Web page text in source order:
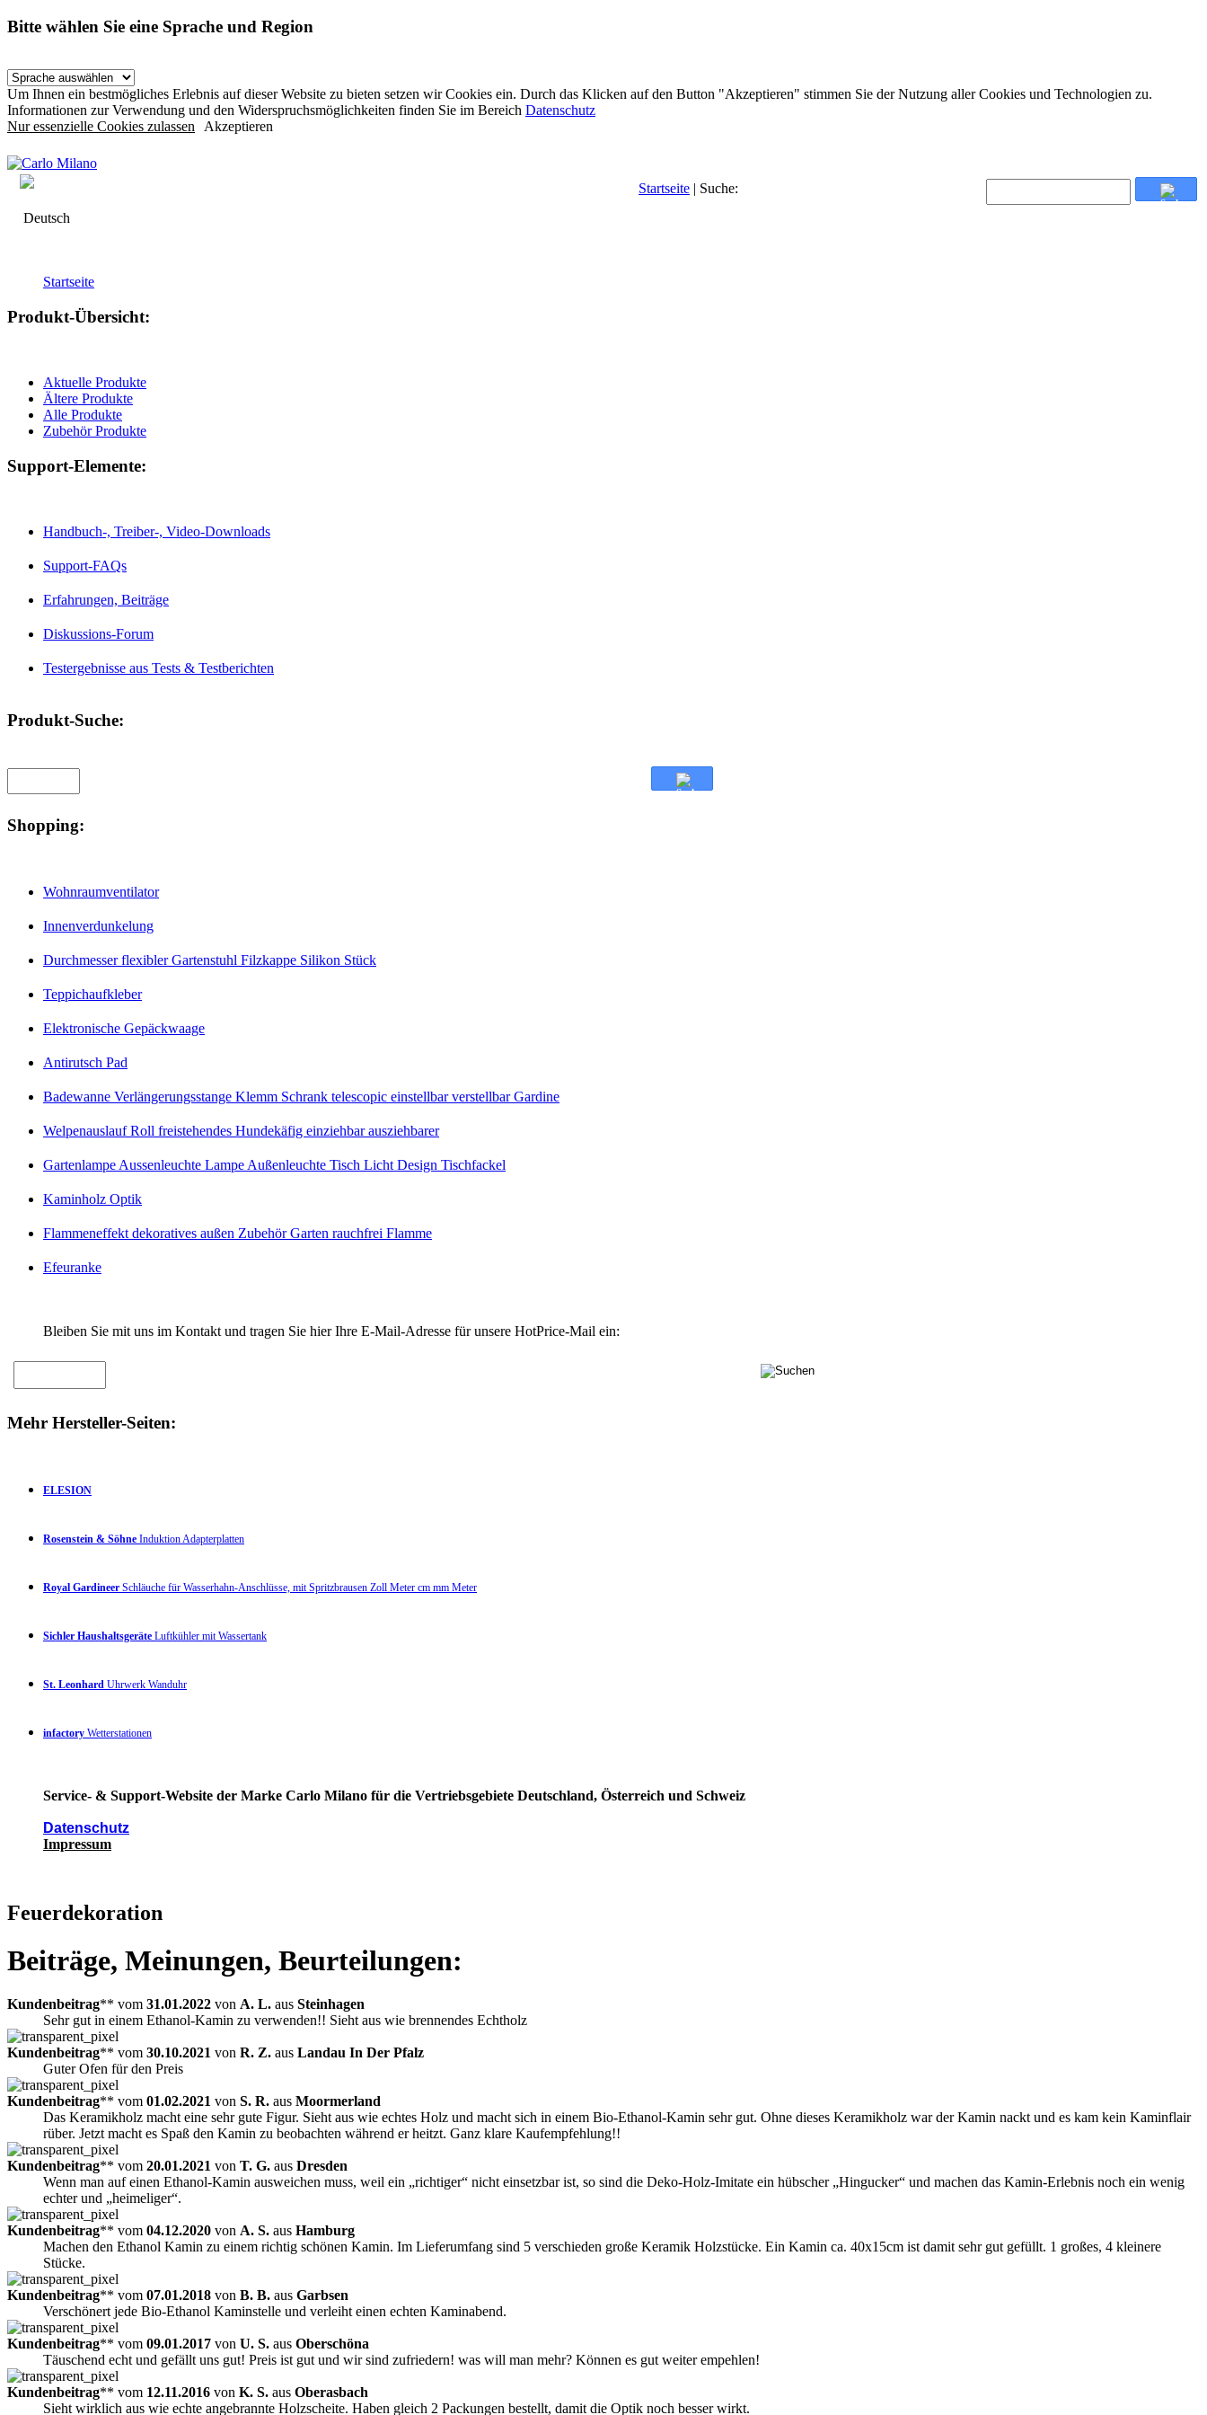
Bitte wählen Sie eine Sprache und Region
Um Ihnen ein bestmögliches Erlebnis auf dieser Website zu bieten setzen wir Cookies ein. Durch das Klicken auf den Button "Akzeptieren" stimmen Sie der Nutzung aller Cookies und Technologien zu.
Informationen zur Verwendung und den Widerspruchsmöglichkeiten finden Sie im Bereich Datenschutz
Nur essenzielle Cookies zulassen Akzeptieren
Deutsch
Startseite | Suche:
Startseite
Produkt-Übersicht:
Aktuelle Produkte
Ältere Produkte
Alle Produkte
Zubehör Produkte
Support-Elemente:
Handbuch-, Treiber-, Video-Downloads
Support-FAQs
Erfahrungen, Beiträge
Diskussions-Forum
Testergebnisse aus Tests & Testberichten
Produkt-Suche:
Shopping:
Wohnraumventilator
Innenverdunkelung
Durchmesser flexibler Gartenstuhl Filzkappe Silikon Stück
Teppichaufkleber
Elektronische Gepäckwaage
Antirutsch Pad
Badewanne Verlängerungsstange Klemm Schrank telescopic einstellbar verstellbar Gardine
Welpenauslauf Roll freistehendes Hundekäfig einziehbar ausziehbarer
Gartenlampe Aussenleuchte Lampe Außenleuchte Tisch Licht Design Tischfackel
Kaminholz Optik
Flammeneffekt dekoratives außen Zubehör Garten rauchfrei Flamme
Efeuranke
Bleiben Sie mit uns im Kontakt und tragen Sie hier Ihre E-Mail-Adresse für unsere HotPrice-Mail ein:
Mehr Hersteller-Seiten:
ELESION
Rosenstein & Söhne Induktion Adapterplatten
Royal Gardineer Schläuche für Wasserhahn-Anschlüsse, mit Spritzbrausen Zoll Meter cm mm Meter
Sichler Haushaltsgeräte Luftkühler mit Wassertank
St. Leonhard Uhrwerk Wanduhr
infactory Wetterstationen
Service- & Support-Website der Marke Carlo Milano für die Vertriebsgebiete Deutschland, Österreich und Schweiz
Datenschutz
Impressum
Feuerdekoration
Beiträge, Meinungen, Beurteilungen:
Kundenbeitrag** vom 31.01.2022 von A. L. aus Steinhagen
Sehr gut in einem Ethanol-Kamin zu verwenden!! Sieht aus wie brennendes Echtholz
Kundenbeitrag** vom 30.10.2021 von R. Z. aus Landau In Der Pfalz
Guter Ofen für den Preis
Kundenbeitrag** vom 01.02.2021 von S. R. aus Moormerland
Das Keramikholz macht eine sehr gute Figur. Sieht aus wie echtes Holz und macht sich in einem Bio-Ethanol-Kamin sehr gut. Ohne dieses Keramikholz war der Kamin nackt und es kam kein Kaminflair
rüber. Jetzt macht es Spaß den Kamin zu beobachten während er heitzt. Ganz klare Kaufempfehlung!!
Kundenbeitrag** vom 20.01.2021 von T. G. aus Dresden
Wenn man auf einen Ethanol-Kamin ausweichen muss, weil ein „richtiger“ nicht einsetzbar ist, so sind die Deko-Holz-Imitate ein hübscher „Hingucker“ und machen das Kamin-Erlebnis noch ein wenig
echter und „heimeliger“.
Kundenbeitrag** vom 04.12.2020 von A. S. aus Hamburg
Machen den Ethanol Kamin zu einem richtig schönen Kamin. Im Lieferumfang sind 5 verschieden große Keramik Holzstücke. Ein Kamin ca. 40x15cm ist damit sehr gut gefüllt. 1 großes, 4 kleinere
Stücke.
Kundenbeitrag** vom 07.01.2018 von B. B. aus Garbsen
Verschönert jede Bio-Ethanol Kaminstelle und verleiht einen echten Kaminabend.
Kundenbeitrag** vom 09.01.2017 von U. S. aus Oberschöna
Täuschend echt und gefällt uns gut! Preis ist gut und wir sind zufriedern! was will man mehr? Können es gut weiter empehlen!
Kundenbeitrag** vom 12.11.2016 von K. S. aus Oberasbach
Sieht wirklich aus wie echte angebrannte Holzscheite. Haben gleich 2 Packungen bestellt, damit die Optik noch besser wirkt.